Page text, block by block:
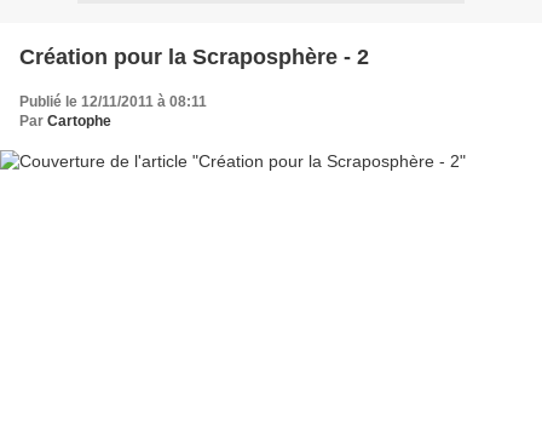
Création pour la Scraposphère - 2
Publié le 12/11/2011 à 08:11
Par Cartophe